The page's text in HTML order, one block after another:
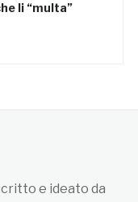
li “multa”
e ideato da